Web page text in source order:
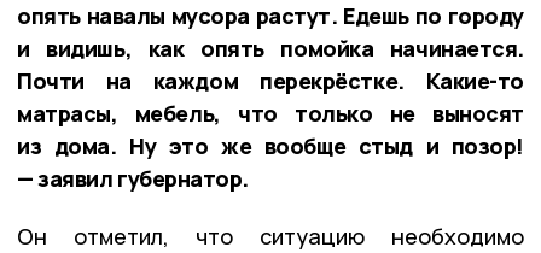
опять навалы мусора растут. Едешь по городу
и видишь, как опять помойка начинается.
Почти на каждом перекрёстке. Какие-то
матрасы, мебель, что только не выносят
из дома. Ну это же вообще стыд и позор!
— заявил губернатор.
Он отметил, что ситуацию необходимо